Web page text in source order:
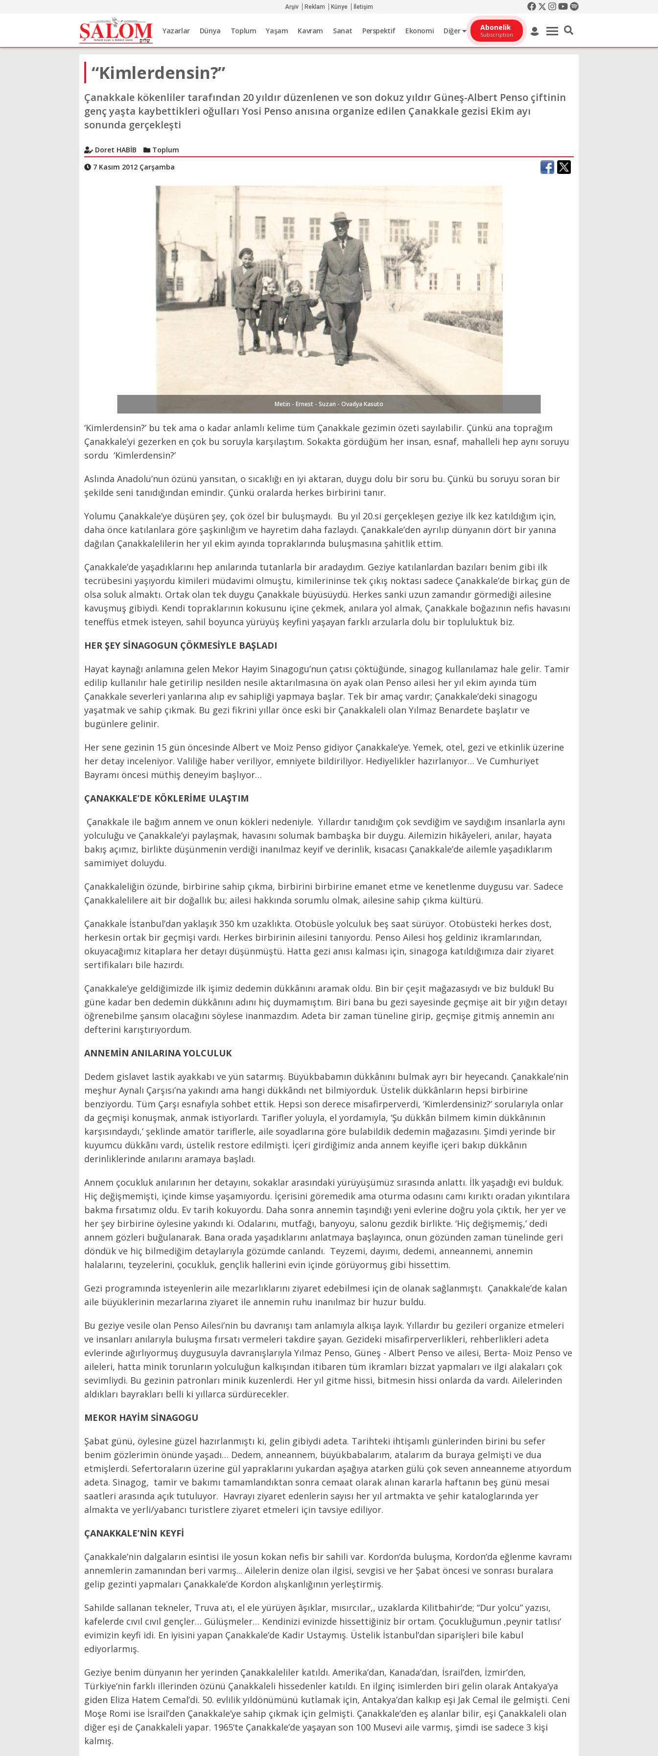
Arşiv Reklam Künye İletişim
Yazarlar Dünya Toplum Yaşam Kavram Sanat Perspektif Ekonomi Diğer Abonelik
Subscription
“Kimlerdensin?”
Çanakkale kökenliler tarafından 20 yıldır düzenlenen ve son dokuz yıldır Güneş-Albert Penso çiftinin
genç yaşta kaybettikleri oğulları Yosi Penso anısına organize edilen Çanakkale gezisi Ekim ayı
sonunda gerçekleşti
Doret HABİB
Toplum
7 Kasım 2012 Çarşamba
Metin - Ernest - Suzan - Ovadya Kasuto
‘Kimlerdensin?’ bu tek ama o kadar anlamlı kelime tüm Çanakkale gezimin özeti sayılabilir. Çünkü ana toprağım
Çanakkale’yi gezerken en çok bu soruyla karşılaştım. Sokakta gördüğüm her insan, esnaf, mahalleli hep aynı soruyu
sordu ‘Kimlerdensin?’
Aslında Anadolu’nun özünü yansıtan, o sıcaklığı en iyi aktaran, duygu dolu bir soru bu. Çünkü bu soruyu soran bir
şekilde seni tanıdığından emindir. Çünkü oralarda herkes birbirini tanır.
Yolumu Çanakkale’ye düşüren şey, çok özel bir buluşmaydı. Bu yıl 20.si gerçekleşen geziye ilk kez katıldığım için,
daha önce katılanlara göre şaşkınlığım ve hayretim daha fazlaydı. Çanakkale’den ayrılıp dünyanın dört bir yanına
dağılan Çanakkalelilerin her yıl ekim ayında topraklarında buluşmasına şahitlik ettim.
Çanakkale’de yaşadıklarını hep anılarında tutanlarla bir aradaydım. Geziye katılanlardan bazıları benim gibi ilk
tecrübesini yaşıyordu kimileri müdavimi olmuştu, kimilerininse tek çıkış noktası sadece Çanakkale’de birkaç gün de
olsa soluk almaktı. Ortak olan tek duygu Çanakkale büyüsüydü. Herkes sanki uzun zamandır görmediği ailesine
kavuşmuş gibiydi. Kendi topraklarının kokusunu içine çekmek, anılara yol almak, Çanakkale boğazının nefis havasını
teneffüs etmek isteyen, sahil boyunca yürüyüş keyfini yaşayan farklı arzularla dolu bir topluluktuk biz.
HER ŞEY SİNAGOGUN ÇÖKMESİYLE BAŞLADI
Hayat kaynağı anlamına gelen Mekor Hayim Sinagogu’nun çatısı çöktüğünde, sinagog kullanılamaz hale gelir. Tamir
edilip kullanılır hale getirilip nesilden nesile aktarılmasına ön ayak olan Penso ailesi her yıl ekim ayında tüm
Çanakkale severleri yanlarına alıp ev sahipliği yapmaya başlar. Tek bir amaç vardır; Çanakkale’deki sinagogu
yaşatmak ve sahip çıkmak. Bu gezi fikrini yıllar önce eski bir Çanakkaleli olan Yılmaz Benardete başlatır ve
bugünlere gelinir.
Her sene gezinin 15 gün öncesinde Albert ve Moiz Penso gidiyor Çanakkale’ye. Yemek, otel, gezi ve etkinlik üzerine
her detay inceleniyor. Valiliğe haber veriliyor, emniyete bildiriliyor. Hediyelikler hazırlanıyor… Ve Cumhuriyet
Bayramı öncesi müthiş deneyim başlıyor…
ÇANAKKALE’DE KÖKLERİME ULAŞTIM
Çanakkale ile bağım annem ve onun kökleri nedeniyle. Yıllardır tanıdığım çok sevdiğim ve saydığım insanlarla aynı
yolculuğu ve Çanakkale’yi paylaşmak, havasını solumak bambaşka bir duygu. Ailemizin hikâyeleri, anılar, hayata
bakış açımız, birlikte düşünmenin verdiği inanılmaz keyif ve derinlik, kısacası Çanakkale’de ailemle yaşadıklarım
samimiyet doluydu.
Çanakkaleliğin özünde, birbirine sahip çıkma, birbirini birbirine emanet etme ve kenetlenme duygusu var. Sadece
Çanakkalelilere ait bir doğallık bu; ailesi hakkında sorumlu olmak, ailesine sahip çıkma kültürü.
Çanakkale İstanbul’dan yaklaşık 350 km uzaklıkta. Otobüsle yolculuk beş saat sürüyor. Otobüsteki herkes dost,
herkesin ortak bir geçmişi vardı. Herkes birbirinin ailesini tanıyordu. Penso Ailesi hoş geldiniz ikramlarından,
okuyacağımız kitaplara her detayı düşünmüştü. Hatta gezi anısı kalması için, sinagoga katıldığımıza dair ziyaret
sertifikaları bile hazırdı.
Çanakkale’ye geldiğimizde ilk işimiz dedemin dükkânını aramak oldu. Bin bir çeşit mağazasıydı ve biz bulduk! Bu
güne kadar ben dedemin dükkânını adını hiç duymamıştım. Biri bana bu gezi sayesinde geçmişe ait bir yığın detayı
öğrenebilme şansım olacağını söylese inanmazdım. Adeta bir zaman tüneline girip, geçmişe gitmiş annemin anı
defterini karıştırıyordum.
ANNEMİN ANILARINA YOLCULUK
Dedem gislavet lastik ayakkabı ve yün satarmış. Büyükbabamın dükkânını bulmak ayrı bir heyecandı. Çanakkale’nin
meşhur Aynalı Çarşısı’na yakındı ama hangi dükkândı net bilmiyorduk. Üstelik dükkânların hepsi birbirine
benziyordu. Tüm Çarşı esnafıyla sohbet ettik. Hepsi son derece misafirperverdi, ‘Kimlerdensiniz?’ sorularıyla onlar
da geçmişi konuşmak, anmak istiyorlardı. Tarifler yoluyla, el yordamıyla, ‘Şu dükkân bilmem kimin dükkânının
karşısındaydı,’ şeklinde amatör tariflerle, aile soyadlarına göre bulabildik dedemin mağazasını. Şimdi yerinde bir
kuyumcu dükkânı vardı, üstelik restore edilmişti. İçeri girdiğimiz anda annem keyifle içeri bakıp dükkânın
derinliklerinde anılarını aramaya başladı.
Annem çocukluk anılarının her detayını, sokaklar arasındaki yürüyüşümüz sırasında anlattı. İlk yaşadığı evi bulduk.
Hiç değişmemişti, içinde kimse yaşamıyordu. İçerisini göremedik ama oturma odasını camı kırıktı oradan yıkıntılara
bakma fırsatımız oldu. Ev tarih kokuyordu. Daha sonra annemin taşındığı yeni evlerine doğru yola çıktık, her yer ve
her şey birbirine öylesine yakındı ki. Odalarını, mutfağı, banyoyu, salonu gezdik birlikte. ‘Hiç değişmemiş,’ dedi
annem gözleri buğulanarak. Bana orada yaşadıklarını anlatmaya başlayınca, onun gözünden zaman tünelinde geri
döndük ve hiç bilmediğim detaylarıyla gözümde canlandı. Teyzemi, dayımı, dedemi, anneannemi, annemin
halalarını, teyzelerini, çocukluk, gençlik hallerini evin içinde görüyormuş gibi hissettim.
Gezi programında isteyenlerin aile mezarlıklarını ziyaret edebilmesi için de olanak sağlanmıştı. Çanakkale’de kalan
aile büyüklerinin mezarlarına ziyaret ile annemin ruhu inanılmaz bir huzur buldu.
Bu geziye vesile olan Penso Ailesi’nin bu davranışı tam anlamıyla alkışa layık. Yıllardır bu gezileri organize etmeleri
ve insanları anılarıyla buluşma fırsatı vermeleri takdire şayan. Gezideki misafirperverlikleri, rehberlikleri adeta
evlerinde ağırlıyormuş duygusuyla davranışlarıyla Yılmaz Penso, Güneş - Albert Penso ve ailesi, Berta- Moiz Penso ve
aileleri, hatta minik torunların yolculuğun kalkışından itibaren tüm ikramları bizzat yapmaları ve ilgi alakaları çok
sevimliydi. Bu gezinin patronları minik kuzenlerdi. Her yıl gitme hissi, bitmesin hissi onlarda da vardı. Ailelerinden
aldıkları bayrakları belli ki yıllarca sürdürecekler.
MEKOR HAYİM SİNAGOGU
Şabat günü, öylesine güzel hazırlanmıştı ki, gelin gibiydi adeta. Tarihteki ihtişamlı günlerinden birini bu sefer
benim gözlerimin önünde yaşadı… Dedem, anneannem, büyükbabalarım, atalarım da buraya gelmişti ve dua
etmişlerdi. Sefertoraların üzerine gül yapraklarını yukardan aşağıya atarken gülü çok seven anneanneme atıyordum
adeta. Sinagog, tamir ve bakımı tamamlandıktan sonra cemaat olarak alınan kararla haftanın beş günü mesai
saatleri arasında açık tutuluyor. Havrayı ziyaret edenlerin sayısı her yıl artmakta ve şehir kataloglarında yer
almakta ve yerli/yabancı turistlere ziyaret etmeleri için tavsiye ediliyor.
ÇANAKKALE’NİN KEYFİ
Çanakkale’nin dalgaların esintisi ile yosun kokan nefis bir sahili var. Kordon‘da buluşma, Kordon‘da eğlenme kavramı
annemlerin zamanından beri varmış... Ailelerin denize olan ilgisi, sevgisi ve her Şabat öncesi ve sonrası buralara
gelip gezinti yapmaları Çanakkale’de Kordon alışkanlığının yerleştirmiş.
Sahilde sallanan tekneler, Truva atı, el ele yürüyen âşıklar, mısırcılar,, uzaklarda Kilitbahir’de; “Dur yolcu” yazısı,
kafelerde cıvıl cıvıl gençler… Gülüşmeler… Kendinizi evinizde hissettiğiniz bir ortam. Çocukluğumun ‚peynir tatlısı‘
evimizin keyfi idi. En iyisini yapan Çanakkale’de Kadir Ustaymış. Üstelik İstanbul’dan siparişleri bile kabul
ediyorlarmış.
Geziye benim dünyanın her yerinden Çanakkaleliler katıldı. Amerika’dan, Kanada’dan, İsrail’den, İzmir’den,
Türkiye’nin farklı illerinden özünü Çanakkaleli hissedenler katıldı. En ilginç isimlerden biri gelin olarak Antakya’ya
giden Eliza Hatem Cemal’di. 50. evlilik yıldönümünü kutlamak için, Antakya’dan kalkıp eşi Jak Cemal ile gelmişti. Ceni
Moşe Romi ise İsrail’den Çanakkale’ye sahip çıkmak için gelmişti. Çanakkale’den eş alanlar bilir, eşi Çanakkaleli olan
diğer eşi de Çanakkaleli yapar. 1965‘te Çanakkale’de yaşayan son 100 Musevi aile varmış, şimdi ise sadece 3 kişi
kalmış.